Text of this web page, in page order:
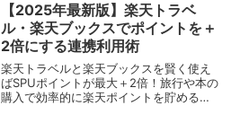
【2025年最新版】楽天トラベ
ル・楽天ブックスでポイントを＋
2倍にする連携利用術
楽天トラベルと楽天ブックスを賢く使え
ばSPUポイントが最大＋2倍！旅行や本の
購入で効率的に楽天ポイントを貯める方